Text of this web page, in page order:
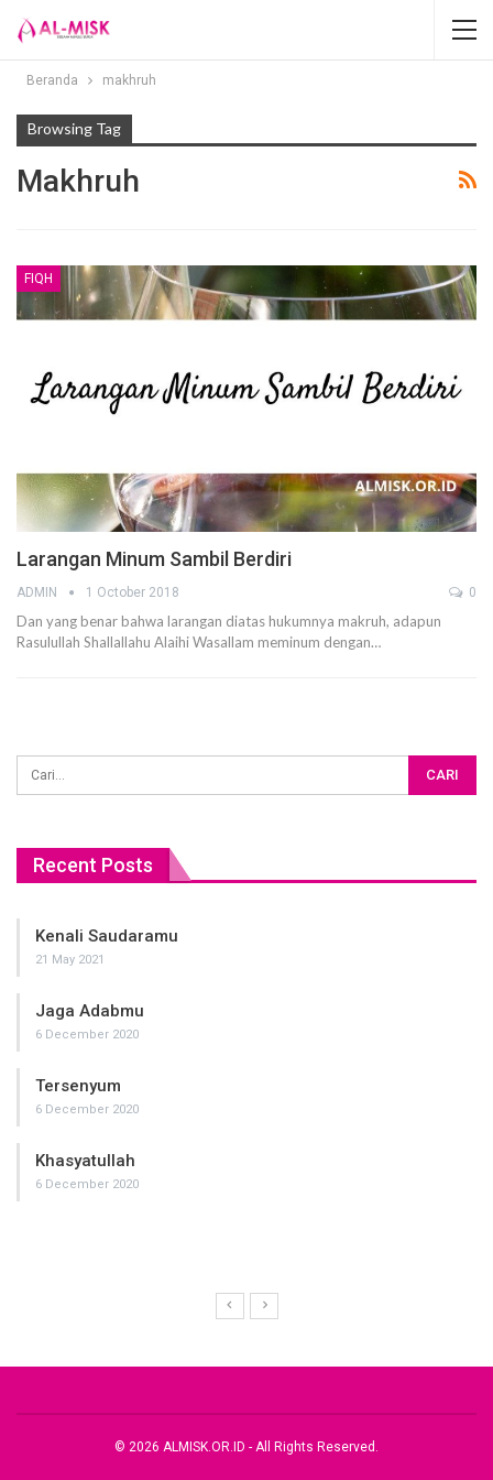
Beranda makhruh
Browsing Tag
Makhruh
FIQH
Larangan Minum Sambil Berdiri
ADMIN 1 October 2018 0
Dan yang benar bahwa larangan diatas hukumnya makruh, adapun
Rasulullah Shallallahu Alaihi Wasallam meminum dengan…
Recent Posts
Kenali Saudaramu
21 May 2021
Jaga Adabmu
6 December 2020
Tersenyum
6 December 2020
Khasyatullah
6 December 2020
© 2026 ALMISK.OR.ID - All Rights Reserved.